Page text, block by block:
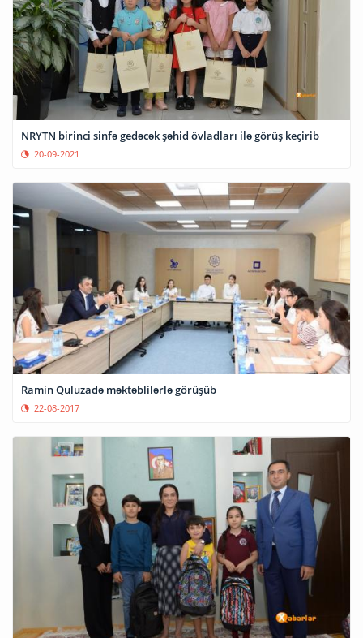
NRYTN birinci sinfə gedəcək şəhid övladları ilə görüş keçirib
20-09-2021
Ramin Quluzadə məktəblilərlə görüşüb
22-08-2017